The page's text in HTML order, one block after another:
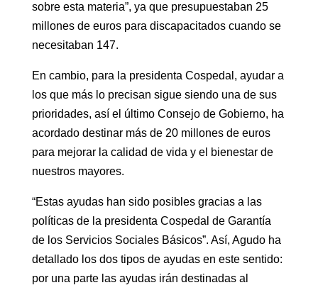
sobre esta materia”, ya que presupuestaban 25
millones de euros para discapacitados cuando se
necesitaban 147.
En cambio, para la presidenta Cospedal, ayudar a
los que más lo precisan sigue siendo una de sus
prioridades, así el último Consejo de Gobierno, ha
acordado destinar más de 20 millones de euros
para mejorar la calidad de vida y el bienestar de
nuestros mayores.
“Estas ayudas han sido posibles gracias a las
políticas de la presidenta Cospedal de Garantía
de los Servicios Sociales Básicos”. Así, Agudo ha
detallado los dos tipos de ayudas en este sentido:
por una parte las ayudas irán destinadas al